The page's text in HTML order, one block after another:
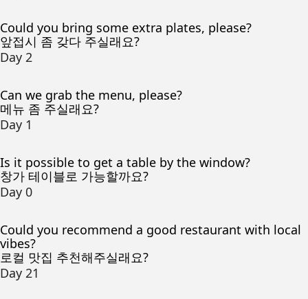
Could you bring some extra plates, please?
앞접시 좀 갖다 주실래요?
Day 2
Can we grab the menu, please?
메뉴 좀 주실래요?
Day 1
Is it possible to get a table by the window?
창가 테이블로 가능할까요?
Day 0
Could you recommend a good restaurant with local
vibes?
로컬 맛집 추천해주실래요?
Day 21